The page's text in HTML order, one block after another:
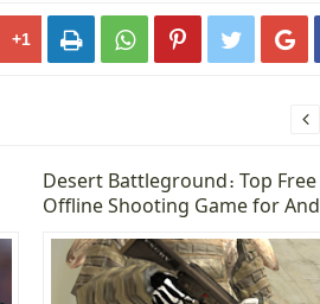





Desert Battleground: Top Free
Offline Shooting Game for
